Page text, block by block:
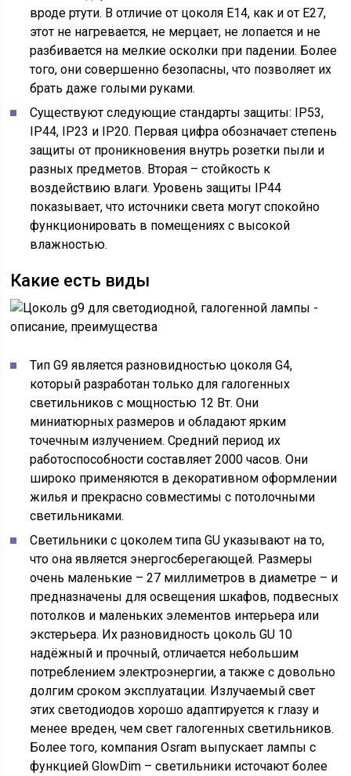
вроде ртути. В отличие от цоколя E14, как и от E27,
этот не нагревается, не мерцает, не лопается и не
разбивается на мелкие осколки при падении. Более
того, они совершенно безопасны, что позволяет их
брать даже голыми руками.
Существуют следующие стандарты защиты: IP53,
IP44, IP23 и IP20. Первая цифра обозначает степень
защиты от проникновения внутрь розетки пыли и
разных предметов. Вторая – стойкость к
воздействию влаги. Уровень защиты IP44
показывает, что источники света могут спокойно
функционировать в помещениях с высокой
влажностью.
Какие есть виды
Тип G9 является разновидностью цоколя G4,
который разработан только для галогенных
светильников с мощностью 12 Вт. Они
миниатюрных размеров и обладают ярким
точечным излучением. Средний период их
работоспособности составляет 2000 часов. Они
широко применяются в декоративном оформлении
жилья и прекрасно совместимы с потолочными
светильниками.
Светильники с цоколем типа GU указывают на то,
что она является энергосберегающей. Размеры
очень маленькие – 27 миллиметров в диаметре – и
предназначены для освещения шкафов, подвесных
потолков и маленьких элементов интерьера или
экстерьера. Их разновидность цоколь GU 10
надёжный и прочный, отличается небольшим
потреблением электроэнергии, а также с довольно
долгим сроком эксплуатации. Излучаемый свет
этих светодиодов хорошо адаптируется к глазу и
менее вреден, чем свет галогенных светильников.
Более того, компания Osram выпускает лампы с
функцией GlowDim – светильники источают более